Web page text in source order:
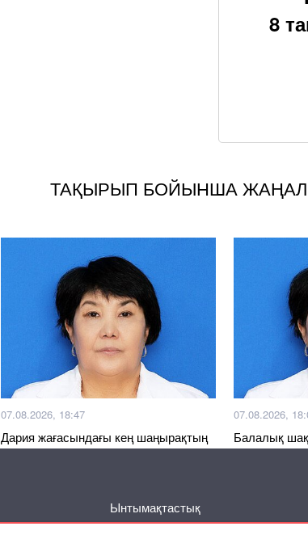
8
ТАҚЫРЫП БОЙЫНША
07.08.2026, 18:47
Дария жағасындағы кең шаңырақтың
қызықты күндері
07.08.2026,
Балалық
Басқа жаңалықтар
Ынтымақтастық